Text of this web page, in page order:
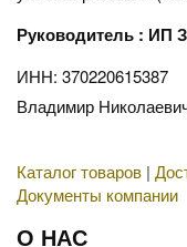
Руководитель : ИП
ИНН: 370220615387
Владимир
Каталог товаров |
Документы компании
О НАС